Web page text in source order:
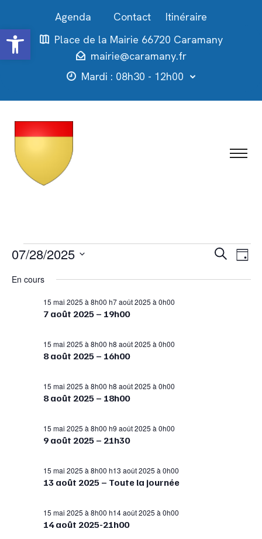
Ouvrir la barre d’outils
Contact
Itinéraire
Place de la Mairie 66720 Caramany
mairie@caramany.fr
Mardi : 08h30 - 12h00
Évènements
for
juillet
Recherche
Jour
07/28/2025
une
En cours
7 août 2025 – 19h00
15 mai 2025 à 8h00 h7 août 2025 à 0h00
8 août 2025 – 16h00
15 mai 2025 à 8h00 h8 août 2025 à 0h00
8 août 2025 – 18h00
15 mai 2025 à 8h00 h8 août 2025 à 0h00
9 août 2025 – 21h30
15 mai 2025 à 8h00 h9 août 2025 à 0h00
13 août 2025 – Toute la journée
15 mai 2025 à 8h00 h13 août 2025 à 0h00
14 août 2025-21h00
15 mai 2025 à 8h00 h14 août 2025 à 0h00